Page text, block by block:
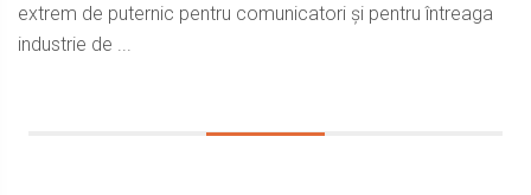
extrem de puternic pentru comunicatori și pentru întreaga
industrie de ...